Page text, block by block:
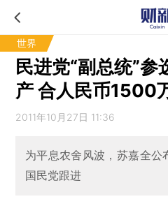
世界
民进党“副总统”
产 合人民币1500
2011年10月27日 11:36
为平息农舍风波，苏嘉全
国民党跟进